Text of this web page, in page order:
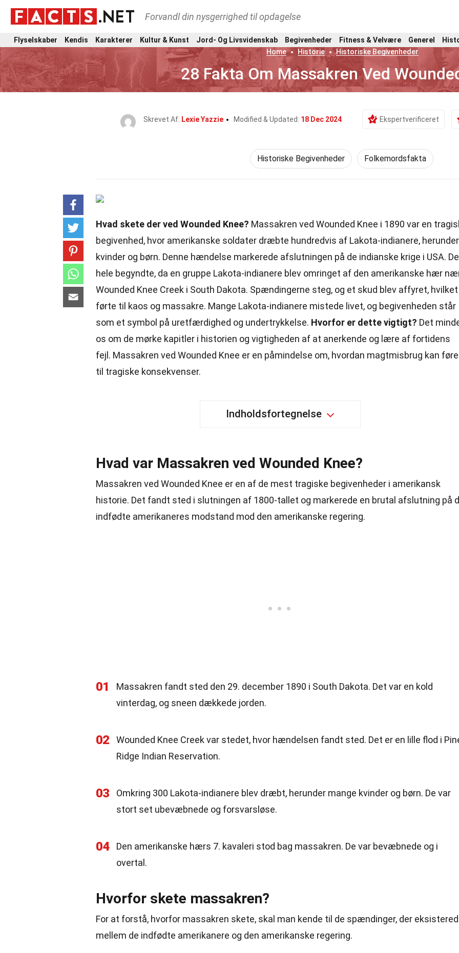
Forvandl din nysgerrighed til opdagelse
Flyselskaber Kendis Karakterer Kultur & Kunst Jord- Og Livsvidenskab Begivenheder Fitness & Velvære Generel
Home
Historie Historiske Begivenheder
28 Fakta Om Massakren Ved
Skrevet Af: Lexie Yazzie Modified & Updated: 18 Dec 2024 Ekspertverificeret
Historiske Begivenheder Folkemordsfakta
Hvad skete der ved Wounded Knee? Massakren ved Wounded Knee i 1890 var en
begivenhed, hvor amerikanske soldater dræbte hundredvis af Lakota-indianere, herunder
kvinder og børn. Denne hændelse markerede afslutningen på de indianske krige i USA.
hele begyndte, da en gruppe Lakota-indianere blev omringet af den amerikanske hær
Wounded Knee Creek i South Dakota. Spændingerne steg, og et skud blev affyret, hvilket
førte til kaos og massakre. Mange Lakota-indianere mistede livet, og begivenheden står
som et symbol på uretfærdighed og undertrykkelse. Hvorfor er dette vigtigt? Det
os om de mørke kapitler i historien og vigtigheden af at anerkende og lære af fortidens
fejl. Massakren ved Wounded Knee er en påmindelse om, hvordan magtmisbrug kan føre
til tragiske konsekvenser.
Indholdsfortegnelse
Hvad var Massakren ved Wounded Knee?
Massakren ved Wounded Knee er en af de mest tragiske begivenheder i amerikansk
historie. Det fandt sted i slutningen af 1800-tallet og markerede en brutal afslutning på
indfødte amerikaneres modstand mod den amerikanske regering.
01
Massakren fandt sted den 29. december 1890 i South Dakota. Det var en kold
vinterdag, og sneen dækkede jorden.
02
Wounded Knee Creek var stedet, hvor hændelsen fandt sted. Det er en lille flod i
Ridge Indian Reservation.
03
Omkring 300 Lakota-indianere blev dræbt, herunder mange kvinder og børn. De var
stort set ubevæbnede og forsvarsløse.
04
Den amerikanske hærs 7. kavaleri stod bag massakren. De var bevæbnede og i
overtal.
Hvorfor skete massakren?
For at forstå, hvorfor massakren skete, skal man kende til de spændinger, der
mellem de indfødte amerikanere og den amerikanske regering.